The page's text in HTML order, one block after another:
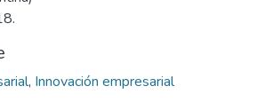
, Innovación empresarial